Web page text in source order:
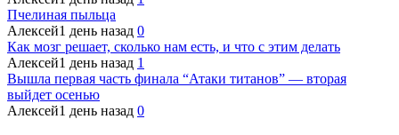
Пчелиная пыльца
Алексей1 день назад 0
Как мозг решает, сколько нам есть, и что с этим делать
Алексей1 день назад 1
Вышла первая часть финала “Атаки титанов” — вторая
выйдет осенью
Алексей1 день назад 0